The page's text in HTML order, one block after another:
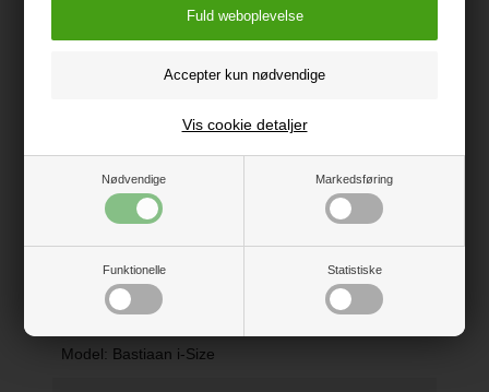
Nødvendige Markedsføring
Funktionelle Statistiske
Vis cookie detaljer
denne henseende leveres produktet med sædefor og
Produktet har behageligt at røre ved og
der beskytter mod sollys.
Specifikationer
Model: Bastiaan i-Size